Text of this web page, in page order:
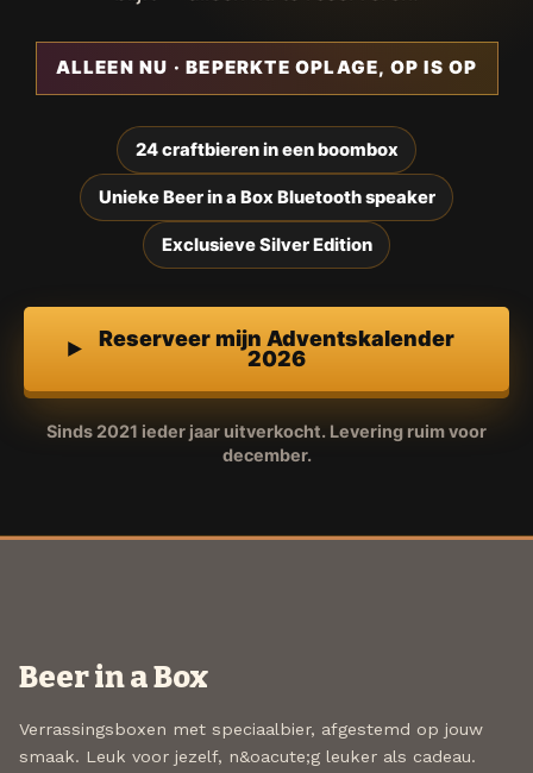
ALLEEN NU · BEPERKTE OPLAGE, OP IS OP
24 craftbieren in een boombox
Unieke Beer in a Box Bluetooth speaker
Exclusieve Silver Edition
Reserveer mijn Adventskalender
2026
Sinds 2021 ieder jaar uitverkocht. Levering ruim voor
december.
Beer in a Box
Verrassingsboxen met speciaalbier, afgestemd op jouw
smaak. Leuk voor jezelf, n&oacute;g leuker als cadeau.